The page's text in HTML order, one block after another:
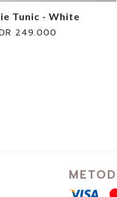
Tunic - White
249.000